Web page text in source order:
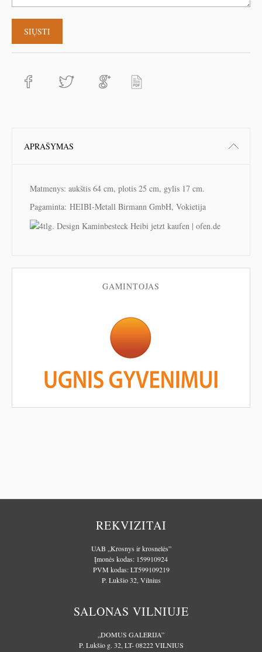
APRAŠYMAS
Matmenys: aukštis 64 cm, plotis 25 cm, gylis 17 cm.
Pagaminta: HEIBI-Metall Birmann GmbH, Vokietija
GAMINTOJAS
REKVIZITAI
UAB „Krosnys ir krosnelės”
Įmonės kodas: 159910924
PVM kodas: LT599109219
P. Lukšio 32, Vilnius
SALONAS VILNIUJE
„DOMUS GALERIJA”
P. Lukšio g. 32, LT- 08222 VILNIUS